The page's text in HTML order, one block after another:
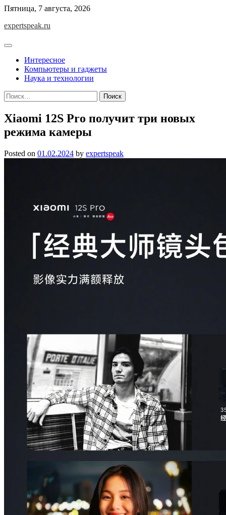
Skip
content
Пятница, 7 августа, 2026
expertspeak.ru
Интересное
Компьютеры и гаджеты
Наука и технологии
Найти:
Xiaomi 12S Pro получит три новых
режима камеры
Posted on 01.02.2024 by expertspeak